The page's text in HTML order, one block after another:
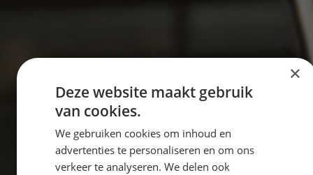
×
Deze website maakt gebruik
van cookies.
We gebruiken cookies om inhoud en
advertenties te personaliseren en om ons
verkeer te analyseren. We delen ook